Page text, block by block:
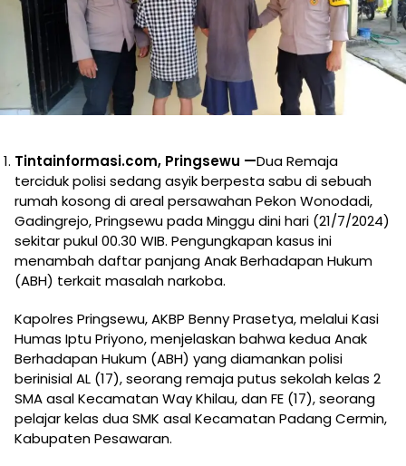
Tintainformasi.com, Pringsewu —Dua Remaja
terciduk polisi sedang asyik berpesta sabu di sebuah
rumah kosong di areal persawahan Pekon Wonodadi,
Gadingrejo, Pringsewu pada Minggu dini hari (21/7/2024)
sekitar pukul 00.30 WIB. Pengungkapan kasus ini
menambah daftar panjang Anak Berhadapan Hukum
(ABH) terkait masalah narkoba.
Kapolres Pringsewu, AKBP Benny Prasetya, melalui Kasi
Humas Iptu Priyono, menjelaskan bahwa kedua Anak
Berhadapan Hukum (ABH) yang diamankan polisi
berinisial AL (17), seorang remaja putus sekolah kelas 2
SMA asal Kecamatan Way Khilau, dan FE (17), seorang
pelajar kelas dua SMK asal Kecamatan Padang Cermin,
Kabupaten Pesawaran.